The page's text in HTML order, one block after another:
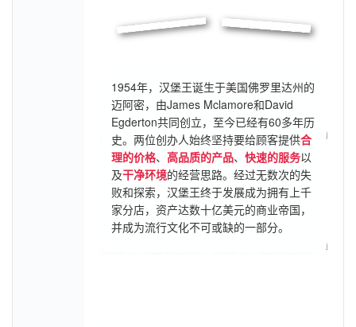
1954年，汉堡王诞生于美国佛罗里达州的
迈阿密，由James Mclamore和David
Egderton共同创立，至今已经有60多年历
史。两位创办人始终坚持要给顾客提供合
理的价格、 高品质的产品、 快速的服务以
及干净环境的经营思路。经过无数次的失
败和探索，汉堡王终于发展成为拥有上千
家分店，资产达数十亿美元的商业帝国，
并成为流行文化不可或缺的一部分。